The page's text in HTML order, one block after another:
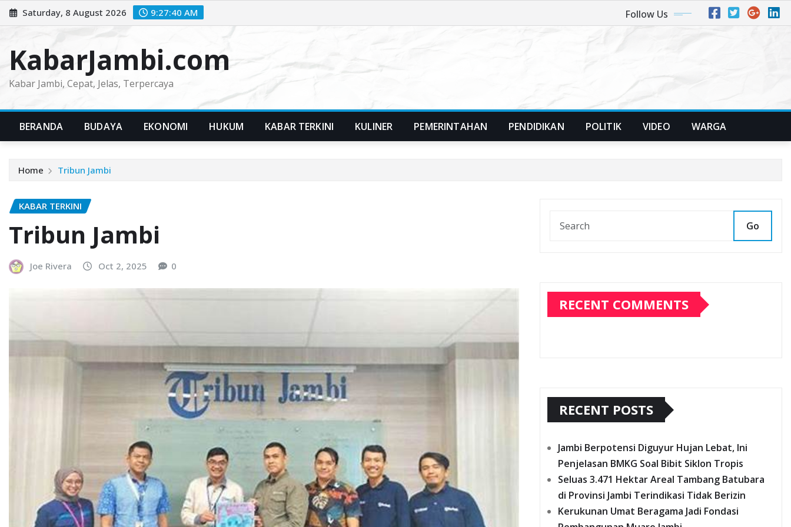
Skip
to
Saturday, 8 August 2026 9:27:41 AM Follow Us
KabarJambi.com
Kabar Jambi, Cepat, Jelas, Terpercaya
BERANDA BUDAYA EKONOMI HUKUM KABAR TERKINI KULINER PEMERINTAHAN PENDIDIKAN POLITIK VIDEO WARGA
Home Tribun Jambi
KABAR TERKINI
Tribun Jambi
Joe Rivera Oct 2, 2025 0
Go
RECENT COMMENTS
RECENT POSTS
Jambi Berpotensi Diguyur Hujan Lebat, Ini
Penjelasan BMKG Soal Bibit Siklon Tropis
Seluas 3.471 Hektar Areal Tambang Batubara
di Provinsi Jambi Terindikasi Tidak Berizin
Kerukunan Umat Beragama Jadi Fondasi